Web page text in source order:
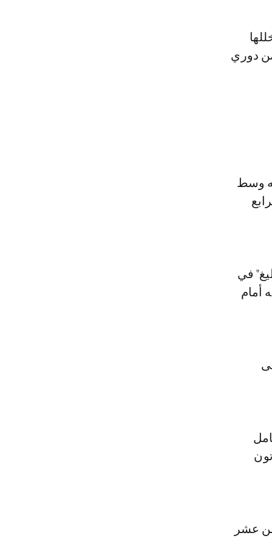
دوري
وسط
في
1 وتوتنهام 3-3 وخسارته أمام
حامل
عشر